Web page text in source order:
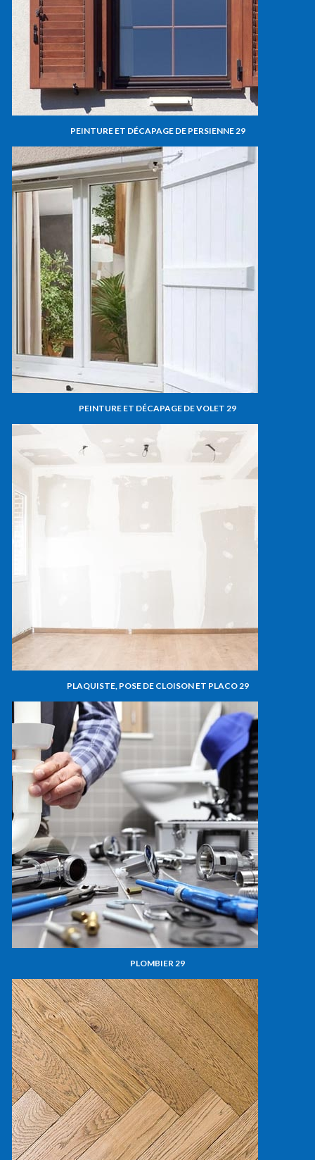
PEINTURE ET DÉCAPAGE DE PERSIENNE 29
PEINTURE ET DÉCAPAGE DE VOLET 29
PLAQUISTE, POSE DE CLOISON ET PLACO 29
PLOMBIER 29